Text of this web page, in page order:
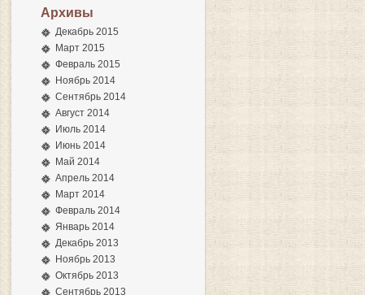
Архивы
Декабрь 2015
Март 2015
Февраль 2015
Ноябрь 2014
Сентябрь 2014
Август 2014
Июль 2014
Июнь 2014
Май 2014
Апрель 2014
Март 2014
Февраль 2014
Январь 2014
Декабрь 2013
Ноябрь 2013
Октябрь 2013
Сентябрь 2013